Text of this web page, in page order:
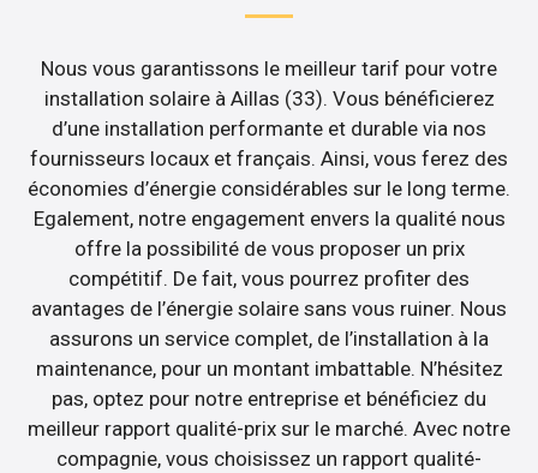
Nous vous garantissons le meilleur tarif pour votre
installation solaire à Aillas (33). Vous bénéficierez
d’une installation performante et durable via nos
fournisseurs locaux et français. Ainsi, vous ferez des
économies d’énergie considérables sur le long terme.
Egalement, notre engagement envers la qualité nous
offre la possibilité de vous proposer un prix
compétitif. De fait, vous pourrez profiter des
avantages de l’énergie solaire sans vous ruiner. Nous
assurons un service complet, de l’installation à la
maintenance, pour un montant imbattable. N’hésitez
pas, optez pour notre entreprise et bénéficiez du
meilleur rapport qualité-prix sur le marché. Avec notre
compagnie, vous choisissez un rapport qualité-